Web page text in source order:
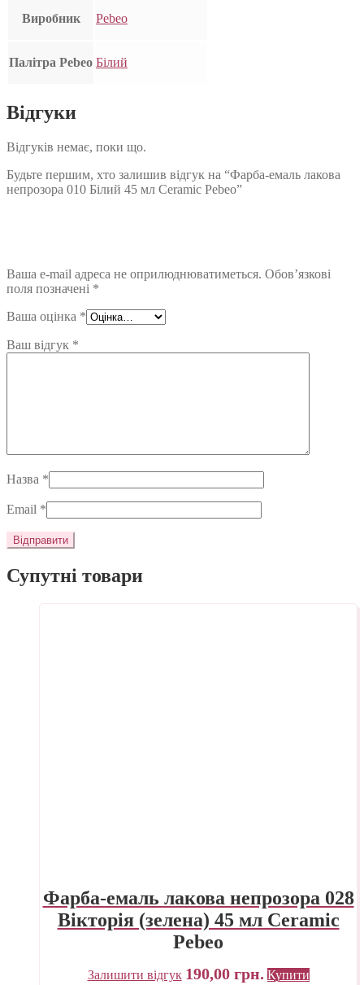
Виробник Pebeo
Палітра Pebeo Білий
Відгуки
Відгуків немає, поки що.
Будьте першим, хто залишив відгук на “Фарба-емаль лакова
непрозора 010 Білий 45 мл Ceramic Pebeo”
Ваша e-mail адреса не оприлюднюватиметься. Обов’язкові
поля позначені *
Ваша оцінка *
Ваш відгук *
Назва *
Email *
Супутні товари
Фарба-емаль лакова непрозора 028
Вікторія (зелена) 45 мл Ceramic
Pebeo
Залишити відгук 190,00 грн. Купити